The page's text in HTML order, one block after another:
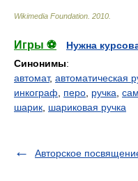
Wikimedia Foundation 2010
Игры ⚽
Нужна
Синонимы:
автомат, автоматическая
инкограф
перо ручка
шарик шариковая ручка
Авторское